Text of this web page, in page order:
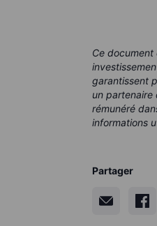
Ce
garantissent
un partenaire
rémunéré
informations
Partager